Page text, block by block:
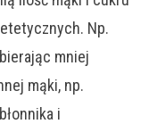
Np.
mniej
mąki, np.
i